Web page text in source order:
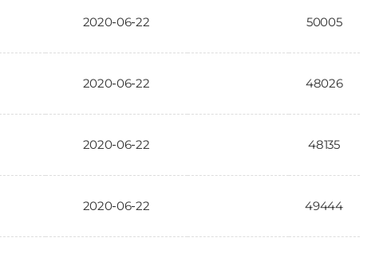
2020-06-22 50005
2020-06-22 48026
2020-06-22 48135
2020-06-22 49444